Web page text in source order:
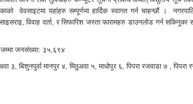
वेवसाइटमा यहांहरु सम्पूर्णमा हार्दिक स्वागत गर्न चाहन्छौं ।
विवाह दर्ता, र सिफारिश जस्ता फारामहरु डाउनलोड गर्न
जनसंख्या: ३५,६९४
बिशुनपुर्वा मानपुर ४, मिठुअवा ५, माधोपुर ६, पिपरा रजवाडा ७ , पिपरा